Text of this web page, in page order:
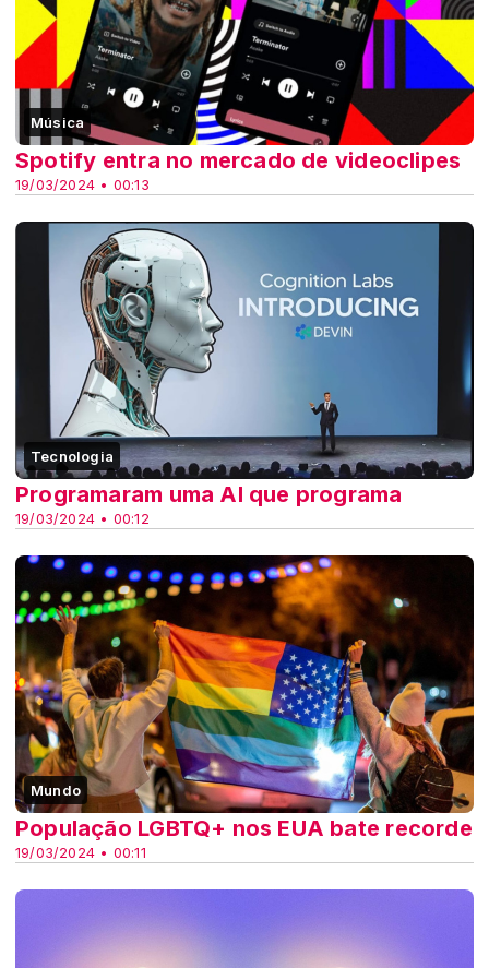
Música
19/03/2024 • 00:13
Spotify entra no mercado de videoclipes
Tecnologia
19/03/2024 • 00:12
Programaram uma AI que programa
Mundo
19/03/2024 • 00:11
População LGBTQ+ nos EUA bate recorde